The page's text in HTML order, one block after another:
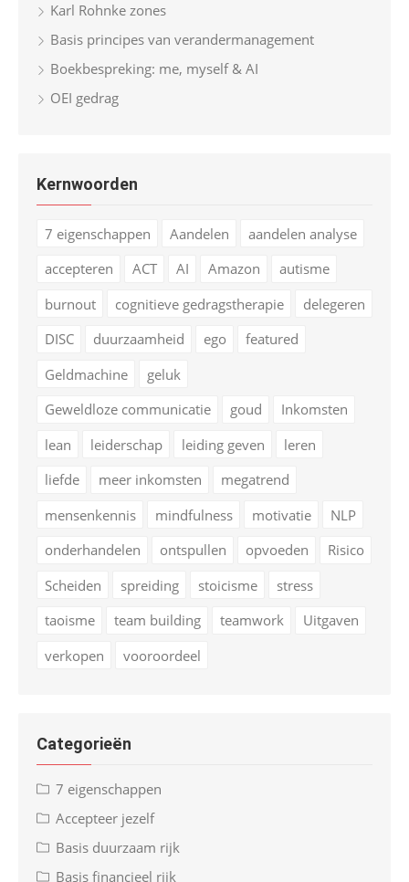
Karl Rohnke zones
Basis principes van verandermanagement
Boekbespreking: me, myself & AI
OEI gedrag
Kernwoorden
7 eigenschappen Aandelen
aandelen analyse
accepteren
ACT AI Amazon
autisme
burnout
cognitieve gedragstherapie
delegeren
DISC
duurzaamheid ego
featured
Geldmachine
geluk
Geweldloze communicatie
goud
Inkomsten
lean
leiderschap leiding geven
leren
liefde
meer inkomsten
megatrend
mensenkennis
mindfulness motivatie
NLP
onderhandelen
ontspullen opvoeden
Risico
Scheiden
spreiding stoicisme
stress
taoisme
team building teamwork
Uitgaven
verkopen
vooroordeel
Categorieën
7 eigenschappen
Accepteer jezelf
Basis duurzaam rijk
Basis financieel rijk